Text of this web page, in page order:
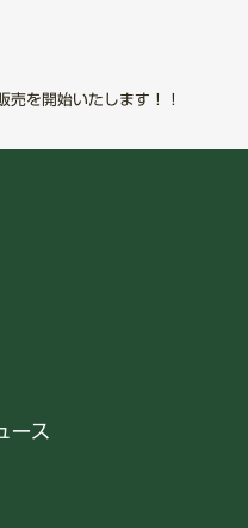
売を開始いたします！！
ース